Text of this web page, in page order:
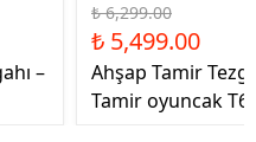
–
₺ 6,299.00
₺ 5,499.00
Ahşap Tamir
Tamir oyuncak